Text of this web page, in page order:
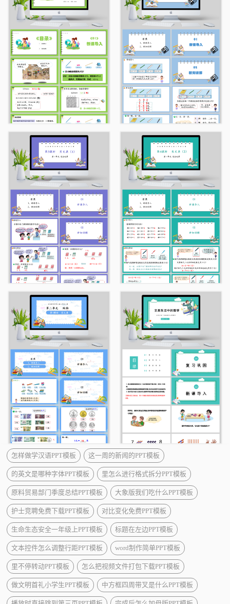
怎样做学汉语PPT模板 这一周的新闻的PPT模板
的英文是哪种字体PPT模板 里怎么进行格式拆分PPT模板
原料贸易部门季度总结PPT模板 大象版我们吃什么PPT模板
护士竞聘免费下载PPT模板 对比变化免费PPT模板
生命生态安全一年级上PPT模板 标题在左边PPT模板
文本控件怎么调整行距PPT模板 word制作简单PPT模板
里不停转动PPT模板 怎么把视频文件打包下载PPT模板
做文明首礼小学生PPT模板 中方框四周带叉是什么PPT模板